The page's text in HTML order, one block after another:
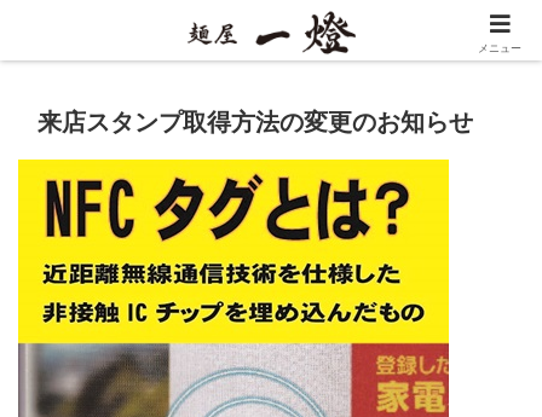
来店スタンプ取得方法の変更のお知らせ
メニュー